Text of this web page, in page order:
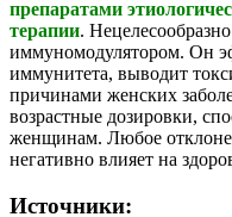
препаратами
терапии.
иммуномодулятором. Он
иммунитета, выводит
причинами женских
возрастные дозировки,
женщинам. Любое
негативно влияет на
Источники: